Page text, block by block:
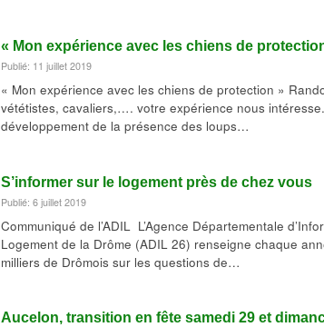
« Mon expérience avec les chiens de
Publié: 11 juillet 2019
« Mon expérience avec les chiens de protection »
vététistes, cavaliers,…. votre expérience nous
développement de la présence des loups…
S’informer sur le logement près de chez vous
Publié: 6 juillet 2019
Communiqué de l’ADIL L’Agence Départementale
Logement de la Drôme (ADIL 26) renseigne chaque
milliers de Drômois sur les questions de…
Aucelon, transition en fête samedi 29 et